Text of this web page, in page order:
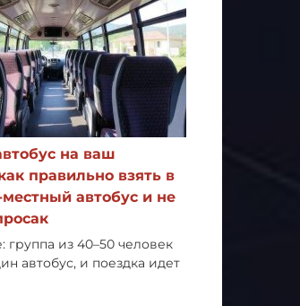
на ваш
правильно взять в
автобус и не
группа из 40–50 человек
автобус, и поездка идет